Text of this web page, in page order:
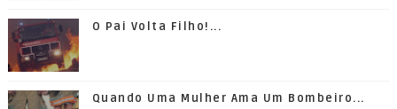
O Pai Volta Filho!...
Quando Uma Mulher Ama Um Bombeiro...